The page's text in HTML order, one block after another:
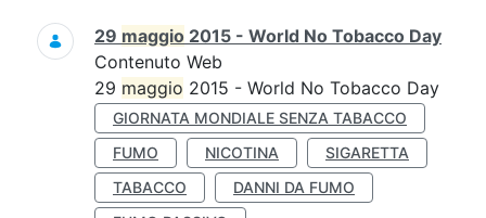
Ricerca
29 maggio 2015 - World No Tobacco Day
Contenuto Web
29 maggio 2015 - World No Tobacco Day
GIORNATA MONDIALE SENZA TABACCO
FUMO
NICOTINA
SIGARETTA
TABACCO
DANNI DA FUMO